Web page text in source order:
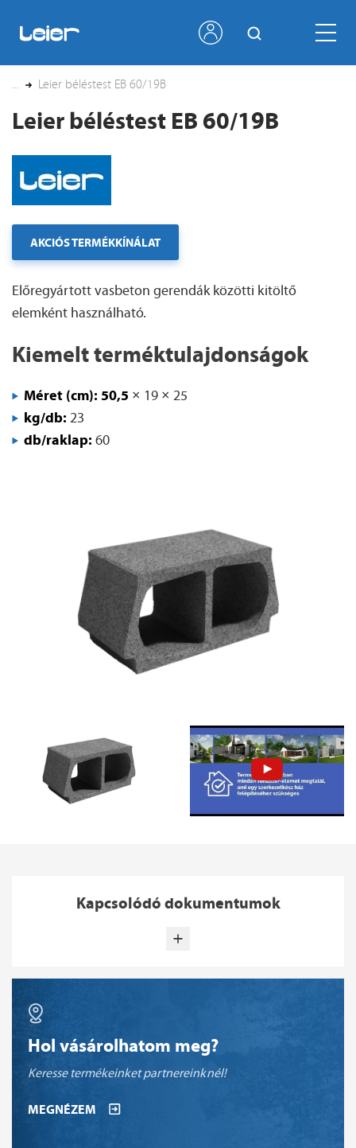
... Leier béléstest EB 60/19B
Leier béléstest EB 60/19B
AKCIÓS TERMÉKKÍNÁLAT
Előregyártott vasbeton gerendák közötti kitöltő
elemként használható.
Kiemelt terméktulajdonságok
Méret (cm): 50,5 × 19 × 25
kg/db: 23
db/raklap: 60
Kapcsolódó dokumentumok
Hol vásárolhatom meg?
Keresse termékeinket partnereinknél!
MEGNÉZEM